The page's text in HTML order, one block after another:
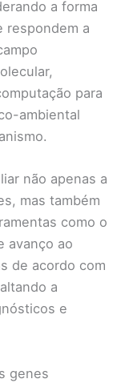
a forma
respondem a
para
ambiental
não apenas a
mas também
como o
avanço ao
de acordo com
a
e
genes